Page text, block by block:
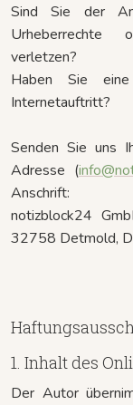
Sind Sie der
Urheberrechte
verletzen?
Haben Sie
Internetauftritt?
Senden Sie uns
Adresse (
Anschrift:
notizblock24
32758 Detmold,
1. Inhalt des
Der Autor